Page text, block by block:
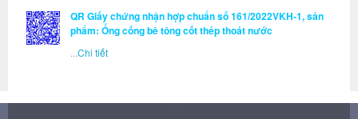
QR Giấy chứng nhận hợp chuẩn số 161/2022VKH-1, sản
phẩm: Ống cống bê tông cốt thép thoát nước
Chi tiết